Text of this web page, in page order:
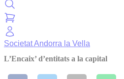
SocietatAndorra la Vella
L’Encaix’ d’entitats a la capital